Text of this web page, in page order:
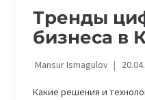
Тренды
бизнеса в
Mansur Ismagulov
Какие решения и